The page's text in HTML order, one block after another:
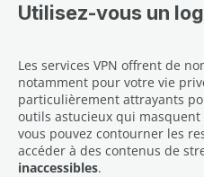
Utilisez-vous un
Les services VPN offrent de
notamment pour votre vie
particulièrement attrayants
outils astucieux qui
vous pouvez contourner les
accéder à des contenus de
inaccessibles.